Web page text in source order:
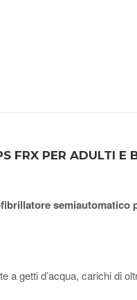
FRX PER ADULTI E
a getti d’acqua, carichi di